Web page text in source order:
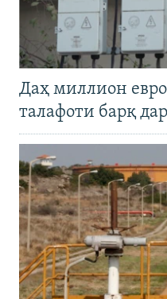
Даҳ миллион
талафоти барқ